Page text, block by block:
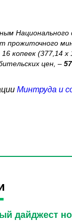
Национального
прожиточного
16 копеек (377,14
цен, –
Минтруда и
дайджест